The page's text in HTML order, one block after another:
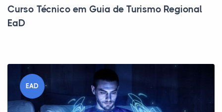
Curso Técnico em Guia de Turismo Regional
EaD
EAD